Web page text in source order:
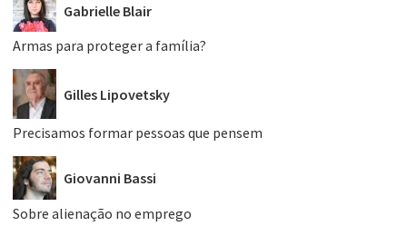
Gabrielle Blair
Armas para proteger a família?
Gilles Lipovetsky
Precisamos formar pessoas que pensem
Giovanni Bassi
Sobre alienação no emprego